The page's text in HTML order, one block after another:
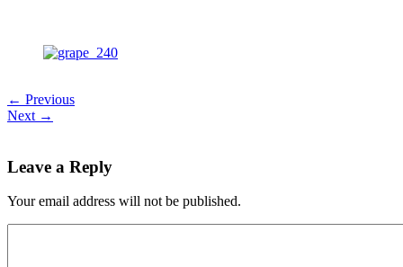
← Previous
Next →
Leave a Reply
Your email address will not be published.